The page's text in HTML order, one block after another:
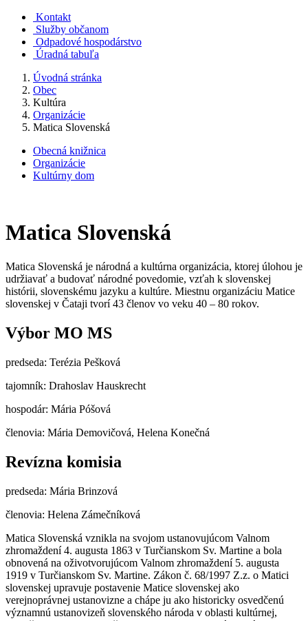
Kontakt
Služby občanom
Odpadové hospodárstvo
Úradná tabuľa
Úvodná stránka
Obec
Kultúra
Organizácie
Matica Slovenská
Obecná knižnica
Organizácie
Kultúrny dom
Matica Slovenská
Matica Slovenská je národná a kultúrna organizácia, ktorej úlohou je
udržiavať a budovať národné povedomie, vzťah k slovenskej
histórii, slovenskému jazyku a kultúre. Miestnu organizáciu Matice
slovenskej v Čataji tvorí 43 členov vo veku 40 – 80 rokov.
Výbor MO MS
predseda: Terézia Pešková
tajomník: Drahoslav Hauskrecht
hospodár: Mária Póšová
členovia: Mária Demovičová, Helena Konečná
Revízna komisia
predseda: Mária Brinzová
členovia: Helena Zámečníková
Matica Slovenská vznikla na svojom ustanovujúcom Valnom
zhromaždení 4. augusta 1863 v Turčianskom Sv. Martine a bola
obnovená na oživotvorujúcom Valnom zhromaždení 5. augusta
1919 v Turčianskom Sv. Martine. Zákon č. 68/1997 Z.z. o Matici
slovenskej upravuje postavenie Matice slovenskej ako
verejnoprávnej ustanovizne a chápe ju ako historicky osvedčenú
významnú ustanovizeň slovenského národa v oblasti kultúrnej,